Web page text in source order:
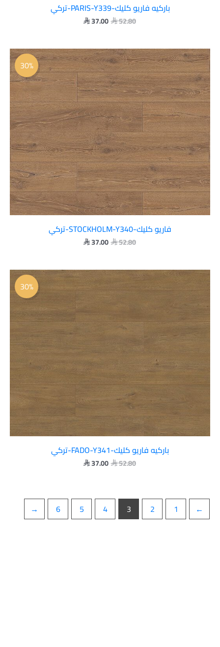
باركيه فاريو كليك-PARIS-Y339-تركي
52.80
37.00
30%
فاريو كليك-STOCKHOLM-Y340-تركي
52.80
السعر
الأصلي
هو:
 52.80.
37.00
السعر
الحالي
هو:
 37.00.
30%
باركيه فاريو كليك-FADO-Y341-تركي
52.80
السعر
الأصلي
هو:
 52.80.
37.00
السعر
هو:
 37.00.
→
1
2
3
4
5
6
←